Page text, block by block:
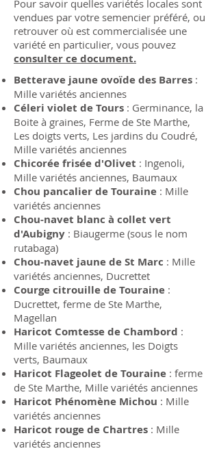
Pour savoir quelles variétés locales sont
vendues par votre semencier préféré, ou
retrouver où est commercialisée une
variété en particulier, vous pouvez
consulter ce document.
Betterave jaune ovoïde des Barres :
Mille variétés anciennes
Céleri violet de Tours : Germinance, la
Boite à graines, Ferme de Ste Marthe,
Les doigts verts, Les jardins du Coudré,
Mille variétés anciennes
Chicorée frisée d'Olivet : Ingenoli,
Mille variétés anciennes, Baumaux
Chou pancalier de Touraine : Mille
variétés anciennes
Chou-navet blanc à collet vert
d'Aubigny : Biaugerme (sous le nom
rutabaga)
Chou-navet jaune de St Marc : Mille
variétés anciennes, Ducrettet
Courge citrouille de Touraine :
Ducrettet, ferme de Ste Marthe,
Magellan
Haricot Comtesse de Chambord :
Mille variétés anciennes, les Doigts
verts, Baumaux
Haricot Flageolet de Touraine : ferme
de Ste Marthe, Mille variétés anciennes
Haricot Phénomène Michou : Mille
variétés anciennes
Haricot rouge de Chartres : Mille
variétés anciennes